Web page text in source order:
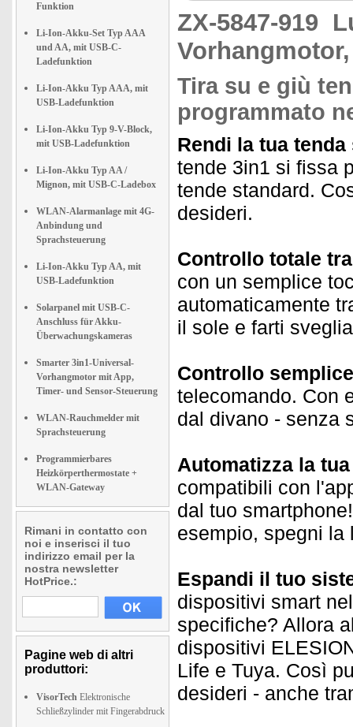
Funktion
Li-Ion-Akku-Set Typ AAA
und AA, mit USB-C-
Ladefunktion
Li-Ion-Akku Typ AAA, mit
USB-Ladefunktion
Li-Ion-Akku Typ 9-V-Block,
mit USB-Ladefunktion
Li-Ion-Akku Typ AA /
Mignon, mit USB-C-Ladebox
WLAN-Alarmanlage mit 4G-
Anbindung und
Sprachsteuerung
Li-Ion-Akku Typ AA, mit
USB-Ladefunktion
Solarpanel mit USB-C-
Anschluss für Akku-
Überwachungskameras
Smarter 3in1-Universal-
Vorhangmotor mit App,
Timer- und Sensor-Steuerung
WLAN-Rauchmelder mit
Sprachsteuerung
Programmierbares
Heizkörperthermostate +
WLAN-Gateway
Rimani in contatto con
noi e inserisci il tuo
indirizzo email per la
nostra newsletter
HotPrice.:
Pagine web di altri
produttori:
VisorTech Elektronische
Schließzylinder mit Fingerabdruck
ZX-5847-919
Tira su e giù
programmato
Rendi la tua tenda
tende 3in1 si fissa
tende standard.
desideri.
Controllo totale
con un semplice
automaticamente
il sole e farti
Controllo
telecomando. Con
dal divano - senza
Automatizza la
compatibili con
dal tuo
esempio, spegni la
Espandi il tuo
dispositivi smart
specifiche? Allora
dispositivi
Life e Tuya. Così
desideri - anche